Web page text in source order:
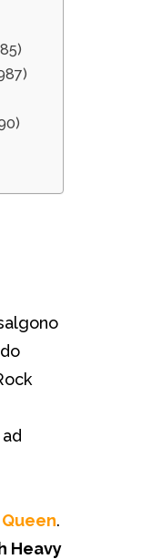
Queen.
Heavy